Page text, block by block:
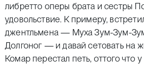
либретто оперы брата и сестры
удовольствие. К примеру,
джентльмена — Муха Зум-Зум-
Долгоног — и давай сетовать на
Комар перестал петь, оттого что